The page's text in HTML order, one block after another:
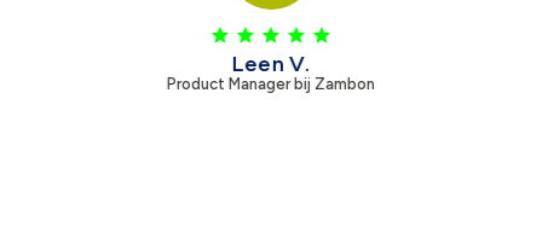
Leen V.
Product Manager bij Zambon